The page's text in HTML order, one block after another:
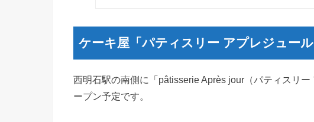
ケーキ屋「パティスリー アプレジュー
西明石駅の南側に「pâtisserie Après jour（パティスリ
ープン予定です。